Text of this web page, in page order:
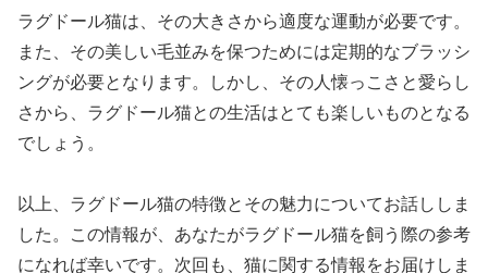
ラグドール猫は、その大きさから適度な運動が必要です。
また、その美しい毛並みを保つためには定期的なブラッシ
ングが必要となります。しかし、その人懐っこさと愛らし
さから、ラグドール猫との生活はとても楽しいものとなる
でしょう。
以上、ラグドール猫の特徴とその魅力についてお話ししま
した。この情報が、あなたがラグドール猫を飼う際の参考
になれば幸いです。次回も、猫に関する情報をお届けしま